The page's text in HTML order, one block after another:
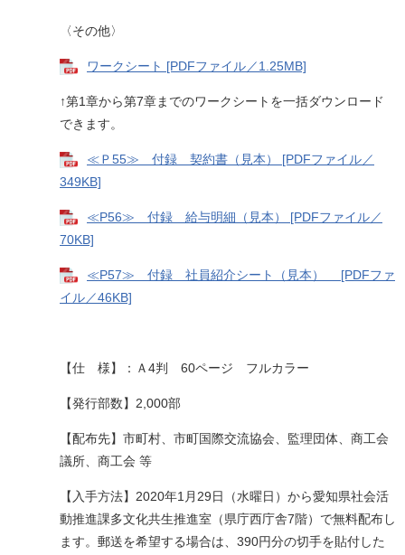
〈その他〉
ワークシート [PDFファイル／1.25MB]
↑第1章から第7章までのワークシートを一括ダウンロード
できます。
≪Ｐ55≫ 付録 契約書（見本） [PDFファイル／
349KB]
≪P56≫ 付録 給与明細（見本） [PDFファイル／
70KB]
≪P57≫ 付録 社員紹介シート（見本） [PDFファ
イル／46KB]
【仕 様】：Ａ4判 60ページ フルカラー
【発行部数】2,000部
【配布先】市町村、市町国際交流協会、監理団体、商工会
議所、商工会 等
【入手方法】2020年1月29日（水曜日）から愛知県社会活
動推進課多文化共生推進室（県庁西庁舎7階）で無料配布し
ます。郵送を希望する場合は、390円分の切手を貼付した